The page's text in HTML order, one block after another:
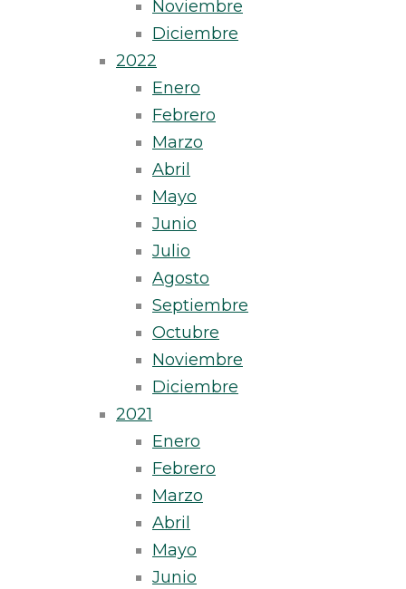
Noviembre
Diciembre
2022
Enero
Febrero
Marzo
Abril
Mayo
Junio
Julio
Agosto
Septiembre
Octubre
Noviembre
Diciembre
2021
Enero
Febrero
Marzo
Abril
Mayo
Junio